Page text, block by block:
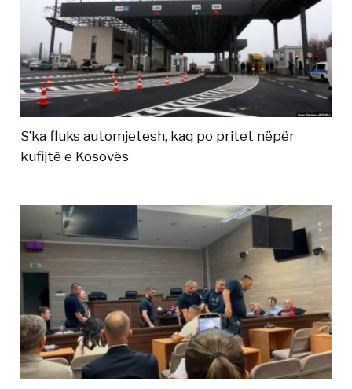
S’ka fluks automjetesh, kaq po pritet nëpër
kufijtë e Kosovës